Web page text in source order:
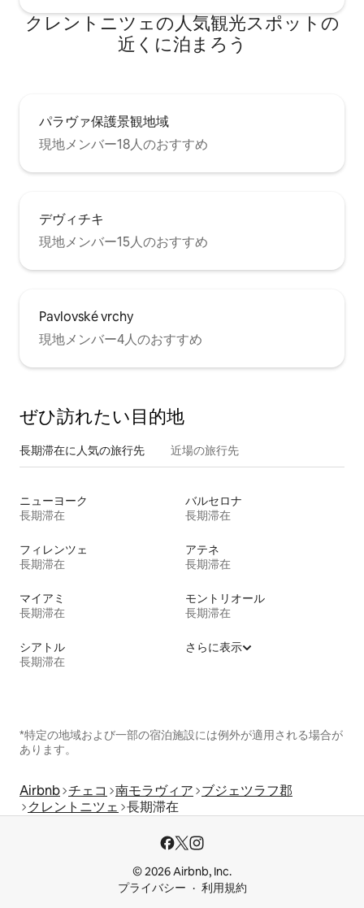
クレントニツェの人気観光スポットの
近くに泊まろう
パラヴァ保護景観地域
現地メンバー18人のおすすめ
デヴィチキ
現地メンバー15人のおすすめ
Pavlovské vrchy
現地メンバー4人のおすすめ
ぜひ訪⁠れ⁠た⁠い目⁠的⁠地
長期滞在に人気の旅行先 近場の旅行先
ニューヨーク
長期滞在
バルセロナ
長期滞在
フィレンツェ
長期滞在
アテネ
長期滞在
マイアミ
長期滞在
モントリオール
長期滞在
シアトル
長期滞在
さらに表示
*特定の地域および一部の宿泊施設には例外が適用される場合が
あります。
Airbnb チェコ 南モラヴィア ブジェツラフ郡
クレントニツェ 長期滞在
© 2026 Airbnb, Inc.
プライバシー
利用規約